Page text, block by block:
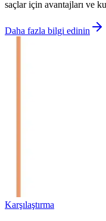
saçlar için avantajları ve
Daha fazla bilgi edinin
Karşılaştırma